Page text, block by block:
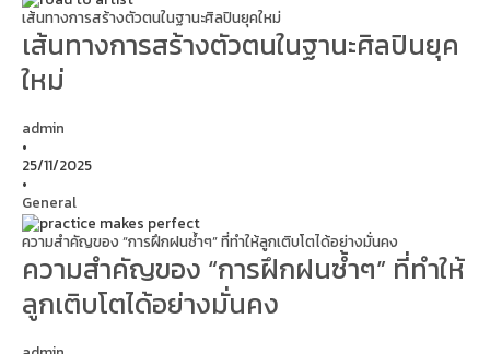
เส้นทางการสร้างตัวตนในฐานะศิลปินยุคใหม่
เส้นทางการสร้างตัวตนในฐานะศิลปินยุค
ใหม่
admin
•
25/11/2025
•
General
ความสำคัญของ “การฝึกฝนซ้ำๆ” ที่ทำให้ลูกเติบโตได้อย่างมั่นคง
ความสำคัญของ “การฝึกฝนซ้ำๆ” ที่ทำให้
ลูกเติบโตได้อย่างมั่นคง